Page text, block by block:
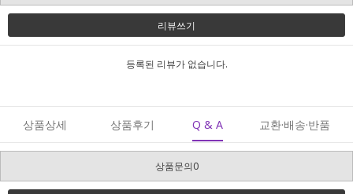
리뷰쓰기
등록된 리뷰가 없습니다.
상품상세 상품후기 Q & A 교환·배송·반품
상품문의0